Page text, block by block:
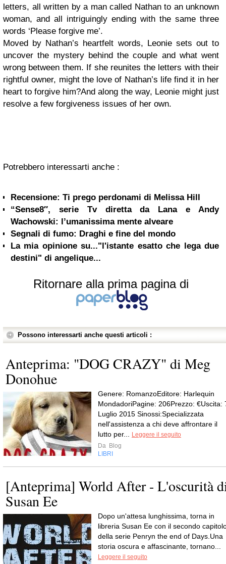
letters, all written by a man called Nathan to an unknown
woman, and all intriguingly ending with the same three
words ‘Please forgive me’.
Moved by Nathan’s heartfelt words, Leonie sets out to
uncover the mystery behind the couple and what went
wrong between them. If she reunites the letters with their
rightful owner, might the love of Nathan’s life find it in her
heart to forgive him?And along the way, Leonie might just
resolve a few forgiveness issues of her own.
Potrebbero interessarti anche :
Recensione: Ti prego perdonami di Melissa Hill
“Sense8″, serie Tv diretta da Lana e Andy
Wachowski: l’umanissima mente alveare
Segnali di fumo: Draghi e fine del mondo
La mia opinione su..."l'istante esatto che lega due
destini" di angelique...
Ritornare alla prima pagina di
Possono interessarti anche questi articoli :
Anteprima: "DOG CRAZY" di Meg
Donohue
Genere: RomanzoEditore: Harlequin
MondadoriPagine: 206Prezzo: €Uscita:
Luglio 2015 Sinossi:Specializzata
nell'assistenza a chi deve affrontare il
lutto per...
Leggere il seguito
Da Blog
LIBRI
[Anteprima] World After - L'oscurità
Susan Ee
Dopo un'attesa lunghissima, torna in
libreria Susan Ee con il secondo
della serie Penryn the end of Days.Una
storia oscura e affascinante, tornano...
Leggere il seguito